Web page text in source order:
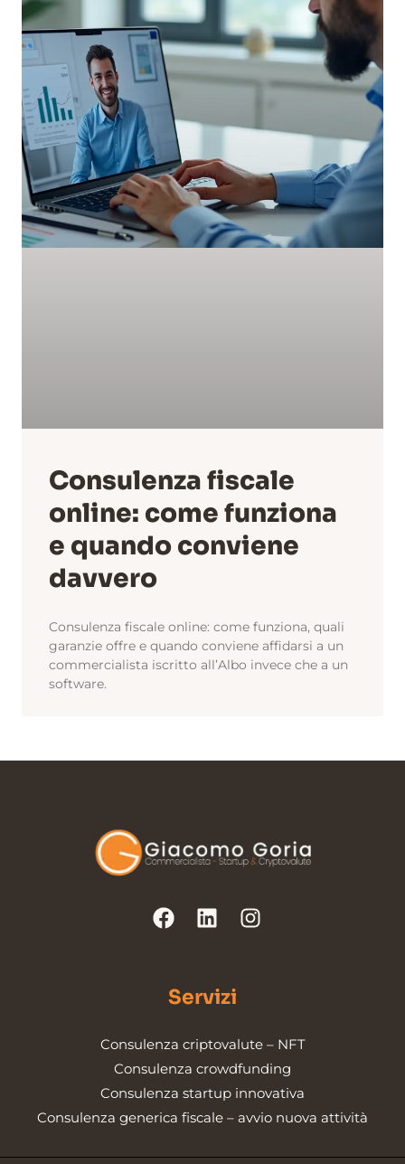
Consulenza fiscale
online: come funziona
e quando conviene
davvero
Consulenza fiscale online: come funziona, quali
garanzie offre e quando conviene affidarsi a un
commercialista iscritto all’Albo invece che a un
software.
Servizi
Consulenza criptovalute – NFT
Consulenza crowdfunding
Consulenza startup innovativa
Consulenza generica fiscale – avvio nuova attività